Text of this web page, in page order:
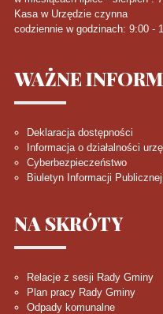
Kasa w Urzędzie czynna
codziennie w godzinach: 9:00 -
WAŻNE
Deklaracja dostępności
Informacja o działalności
Cyberbezpieczeństwo
Biuletyn Informacji Publicznej
NA SKRÓTY
Relacje z sesji Rady Gminy
Plan pracy Rady Gminy
Odpady komunalne